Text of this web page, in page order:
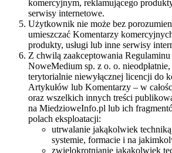
komercyjnym, reklamującego
serwisy internetowe.
Użytkownik nie może bez
umieszczać Komentarzy
produkty, usługi lub inne serwisy
Z chwilą zaakceptowania
NoweMedium sp. z o. o.
terytorialnie niewyłącznej licencji do
Artykułów lub Komentarzy – w
oraz wszelkich innych treści
na MiedzioweInfo.pl lub ich
polach eksploatacji:
utrwalanie jakąkolwiek
systemie, formacie i na
zwielokrotnianie jakąkolwiek